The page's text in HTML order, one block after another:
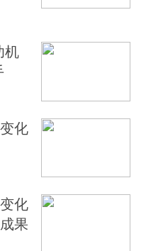
机
化
化
果